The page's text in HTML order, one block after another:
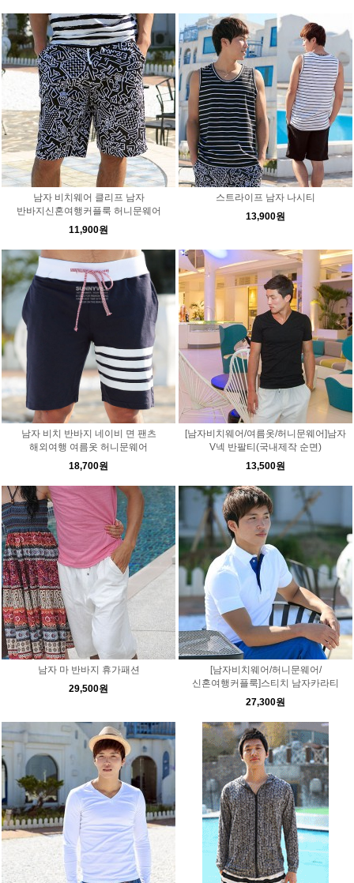
남자 비치웨어 클리프 남자
반바지신혼여행커플룩 허니문웨어
11,900원
스트라이프 남자 나시티
13,900원
남자 비치 반바지 네이비 면 팬츠
해외여행 여름옷 허니문웨어
18,700원
[남자비치웨어/여름옷/허니문웨어]남자
V넥 반팔티(국내제작 순면)
13,500원
남자 마 반바지 휴가패션
29,500원
[남자비치웨어/허니문웨어/
신혼여행커플룩]스티치 남자카라티
27,300원